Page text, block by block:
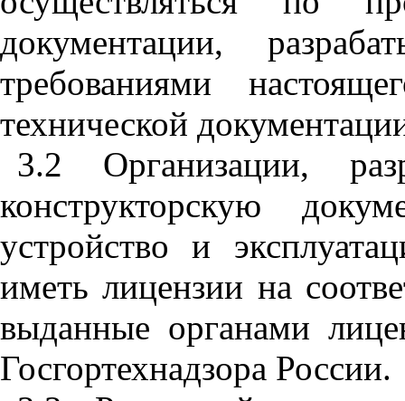
документации,
требованиями
технической
3.2 Организации,
конструкторскую
устройство и
иметь лицензии на
выданные органами ли
Госгортехнадзора России.